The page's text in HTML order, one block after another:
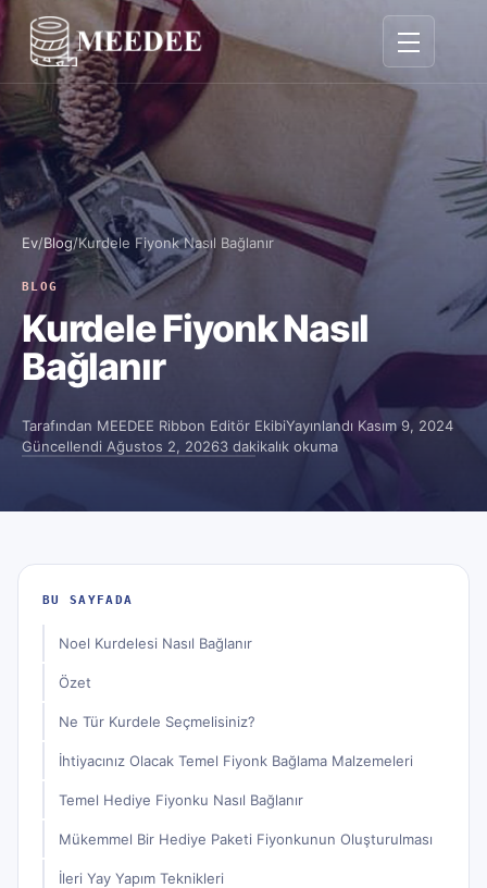
Gezinmeyi
Ev/Blog/Kurdele Fiyonk Nasıl Bağlanır
BLOG
Kurdele Fiyonk Nasıl
Bağlanır
Tarafından MEEDEE Ribbon Editör EkibiYayınlandı Kasım 9, 2024
Güncellendi Ağustos 2, 20263 dakikalık okuma
BU SAYFADA
Noel Kurdelesi Nasıl Bağlanır
Özet
Ne Tür Kurdele Seçmelisiniz?
İhtiyacınız Olacak Temel Fiyonk Bağlama Malzemeleri
Temel Hediye Fiyonku Nasıl Bağlanır
Mükemmel Bir Hediye Paketi Fiyonkunun Oluşturulması
İleri Yay Yapım Teknikleri